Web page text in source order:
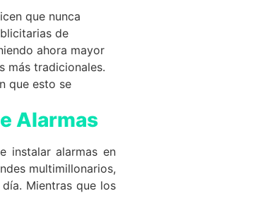
que nunca
de
ahora mayor
más tradicionales.
que esto se
Alarmas
instalar alarmas en
multimillonarios,
Mientras que los